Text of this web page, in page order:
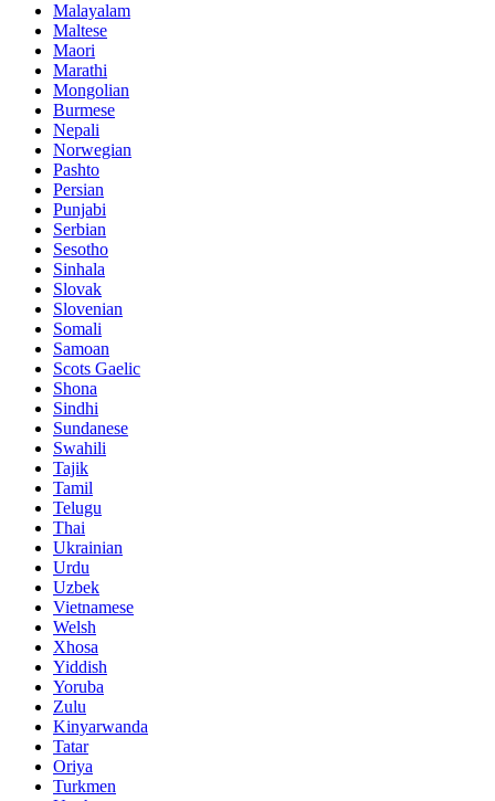
Malayalam
Maltese
Maori
Marathi
Mongolian
Burmese
Nepali
Norwegian
Pashto
Persian
Punjabi
Serbian
Sesotho
Sinhala
Slovak
Slovenian
Somali
Samoan
Scots Gaelic
Shona
Sindhi
Sundanese
Swahili
Tajik
Tamil
Telugu
Thai
Ukrainian
Urdu
Uzbek
Vietnamese
Welsh
Xhosa
Yiddish
Yoruba
Zulu
Kinyarwanda
Tatar
Oriya
Turkmen